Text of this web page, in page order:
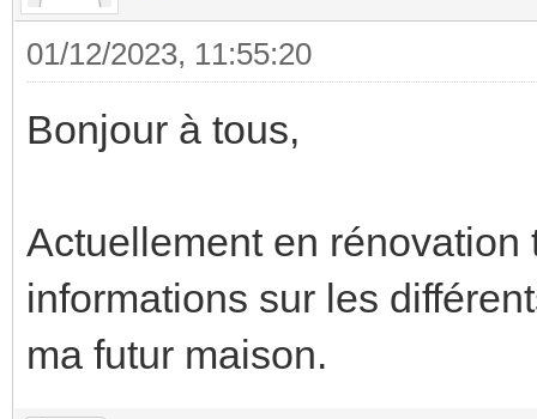
01/12/2023, 11:55:20
Bonjour à tous,
Actuellement en rénovation
informations sur les
ma futur maison.